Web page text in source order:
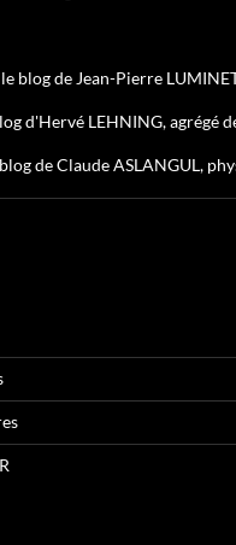
blog de Jean-Pierre
d'Hervé LEHNING, agrégé
de Claude ASLANGUL,